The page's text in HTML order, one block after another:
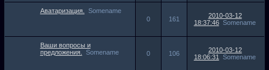
Аватаризация.
Somename
0
161
2010-03-12
18:37:46 Somename
Ваши вопросы и
предложения.
Somename 0 106
2010-03-12
18:06:31
Somename